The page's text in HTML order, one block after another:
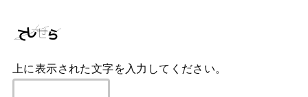
上に表示された文字を入力してください。